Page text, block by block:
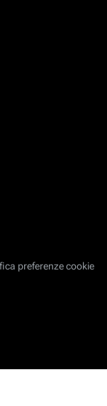
preferenze cookie